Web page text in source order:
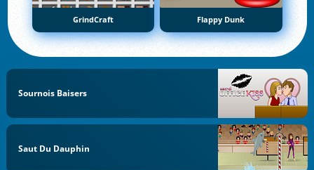
GrindCraft Flappy Dunk
Sournois Baisers
Saut Du Dauphin